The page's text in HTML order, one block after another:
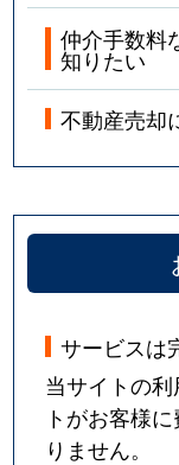
本通
牧ヶ谷
松富
松富上組
美川町
仲介手数料
知りたい
不動産売却
サービスは
当サイトの
トがお客様
りません。